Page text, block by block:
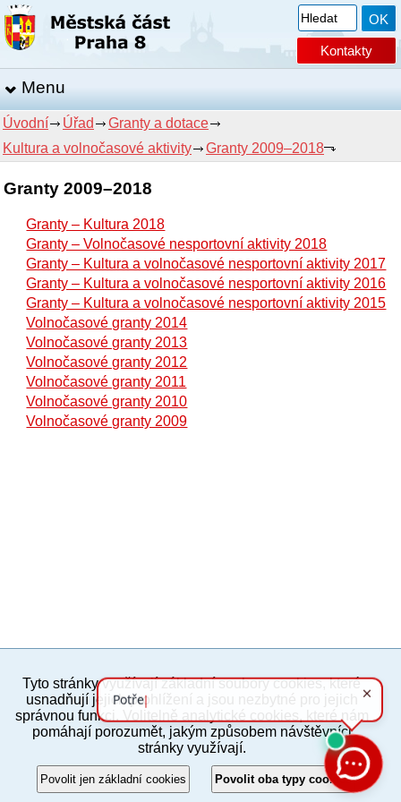
Kontakty
Menu
Úvodní Úřad
Granty a dotace
Kultura a volnočasové aktivity
Granty 2009–2018
Granty 2009–2018
Granty – Kultura 2018
Granty – Volnočasové nesportovní aktivity 2018
Granty – Kultura a volnočasové nesportovní aktivity 2017
Granty – Kultura a volnočasové nesportovní aktivity 2016
Granty – Kultura a volnočasové nesportovní aktivity 2015
Volnočasové granty 2014
Volnočasové granty 2013
Volnočasové granty 2012
Volnočasové granty 2011
Volnočasové granty 2010
Volnočasové granty 2009
PC verze ENG
Povinné a praktické informace
© 2012–2019 MČ Praha 8
Tyto stránky využívají základní soubory cookies, které
usnadňují jejich prohlížení a jsou nezbytné pro jejich
správnou funkci. Volitelně analytické cookies, které nám
pomáhají porozumět, jakým způsobem návštěvníci
stránky využívají.
Povolit jen základní cookies Povolit oba typy cookies